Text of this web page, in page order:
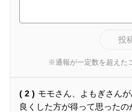
投
※通報が一定数を超えた
( 2 ) モモさん、よもぎさん
良くした方が得って思った